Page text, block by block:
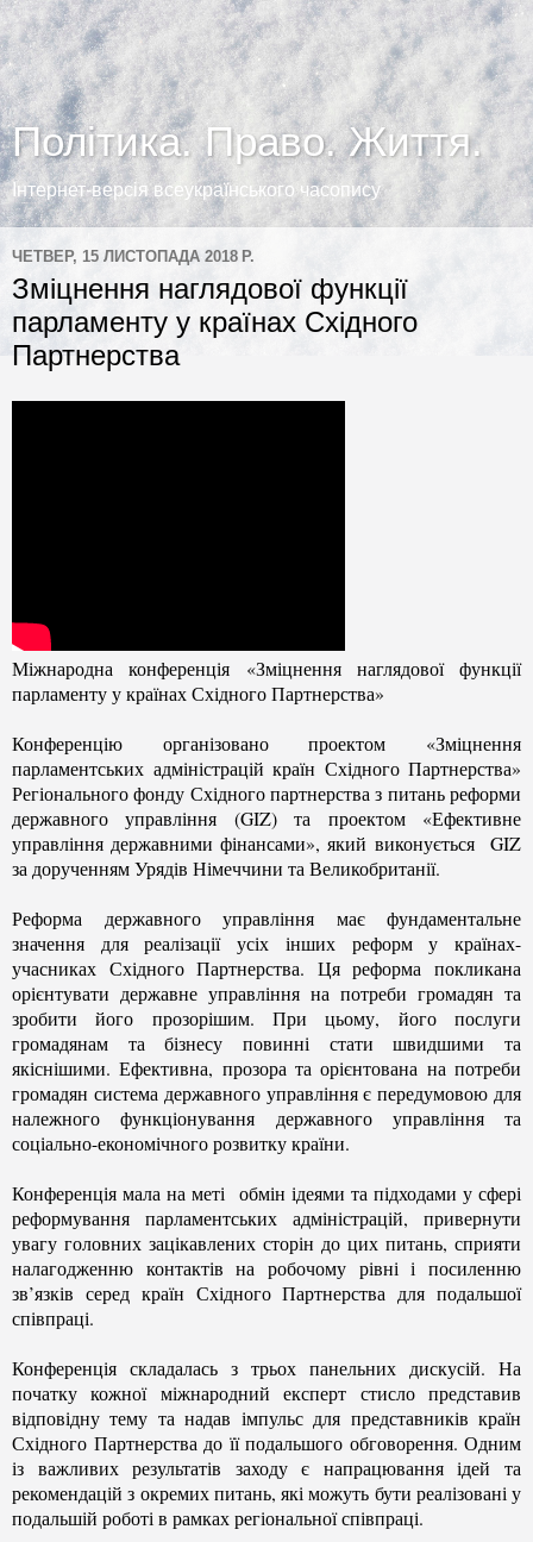
Політика. Право. Життя.
Інтернет-версія всеукраїнського часопису
ЧЕТВЕР, 15 ЛИСТОПАДА 2018 Р.
Зміцнення наглядової функції
парламенту у країнах Східного
Партнерства
Міжнародна конференція «Зміцнення наглядової функції
парламенту у країнах Східного Партнерства»
Конференцію організовано проектом «Зміцнення
парламентських адміністрацій країн Східного Партнерства»
Регіонального фонду Східного партнерства з питань реформи
державного управління (GIZ) та проектом «Ефективне
управління державними фінансами», який виконується GIZ
за дорученням Урядів Німеччини та Великобританії.
Реформа державного управління має фундаментальне
значення для реалізації усіх інших реформ у країнах-
учасниках Східного Партнерства. Ця реформа покликана
орієнтувати державне управління на потреби громадян та
зробити його прозорішим. При цьому, його послуги
громадянам та бізнесу повинні стати швидшими та
якіснішими. Ефективна, прозора та орієнтована на потреби
громадян система державного управління є передумовою для
належного функціонування державного управління та
соціально-економічного розвитку країни.
Конференція мала на меті обмін ідеями та підходами у сфері
реформування парламентських адміністрацій, привернути
увагу головних зацікавлених сторін до цих питань, сприяти
налагодженню контактів на робочому рівні і посиленню
зв’язків серед країн Східного Партнерства для подальшої
співпраці.
Конференція складалась з трьох панельних дискусій. На
початку кожної міжнародний експерт стисло представив
відповідну тему та надав імпульс для представників країн
Східного Партнерства до її подальшого обговорення. Одним
із важливих результатів заходу є напрацювання ідей та
рекомендацій з окремих питань, які можуть бути реалізовані у
подальшій роботі в рамках регіональної співпраці.